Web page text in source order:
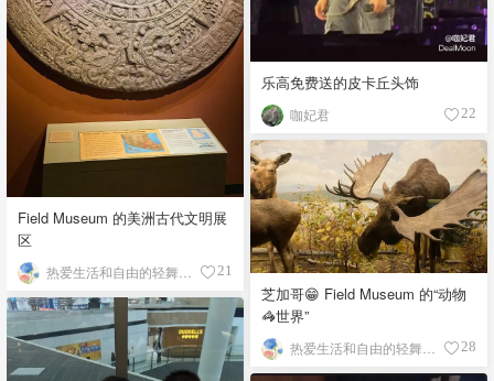
乐高免费送的皮卡丘头饰
咖妃君 22
Field Museum 的美洲古代文明展
区
21
芝加哥😁 Field Museum 的“动物
🦓世界”
28